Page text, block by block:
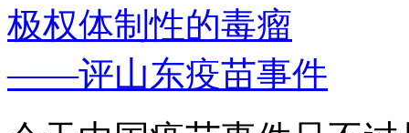
极权体制性的毒瘤
——评山东疫苗事件